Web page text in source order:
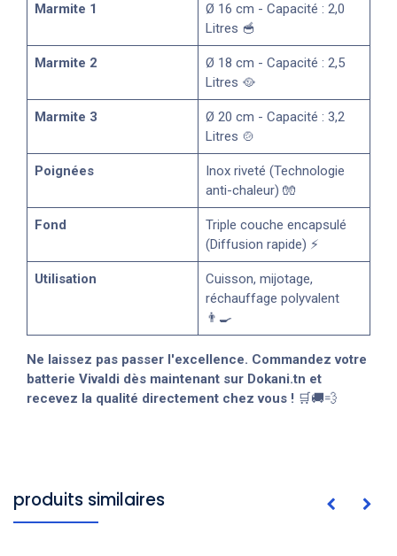
Marmite 1
Ø 16 cm - Capacité : 2,0
Litres 🥣
Marmite 2
Ø 18 cm - Capacité : 2,5
Litres 🥘
Marmite 3
Ø 20 cm - Capacité : 3,2
Litres 🍲
Poignées
Inox riveté (Technologie
anti-chaleur) 🧤
Fond
Triple couche encapsulé
(Diffusion rapide) ⚡
Utilisation
Cuisson, mijotage,
réchauffage polyvalent
👨‍🍳
Ne laissez pas passer l'excellence. Commandez votre
batterie Vivaldi dès maintenant sur Dokani.tn et
recevez la qualité directement chez vous ! 🛒🚚💨
produits similaires